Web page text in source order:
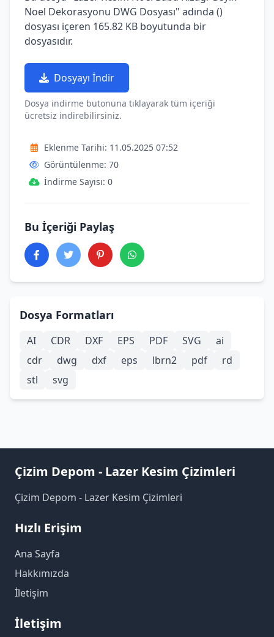
Dosya Formatları
AI CDR DXF EPS PDF SVG
ai
cdr
dwg dxf eps lbrn2 pdf
rd
stl
svg
Noel Dekorasyonu DWG Dosyası" adında ()
dosyası içeren 165.82 KB boyutunda bir
dosyasıdır.
Dosyayı İndir
Dosya indirme butonuna tıklayarak tüm içeriği
ücretsiz indirebilirsiniz.
Eklenme Tarihi: 11.05.2025 07:52
Görüntülenme: 70
İndirme Sayısı: 0
Bu İçeriği Paylaş
Çizim Depom - Lazer Kesim Çizimleri
Çizim Depom - Lazer Kesim Çizimleri
Hızlı Erişim
Ana Sayfa
Hakkımızda
İletişim
İletişim